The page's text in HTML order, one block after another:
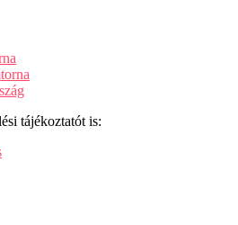
tájékoztatót is: